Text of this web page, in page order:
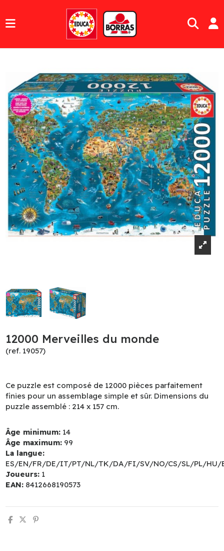
12000 Merveilles du monde
(ref. 19057)
Ce puzzle est composé de 12000 pièces parfaitement
finies pour un assemblage simple et sûr. Dimensions du
puzzle assemblé : 214 x 157 cm.
Âge minimum: 14
Âge maximum: 99
La langue:
ES/EN/FR/DE/IT/PT/NL/TK/DA/FI/SV/NO/CS/SL/PL/HU/
Joueurs: 1
EAN: 8412668190573